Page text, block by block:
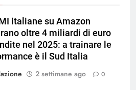
italiane su Amazon
oltre 4 miliardi di euro
nel 2025: a trainare le
è il Sud Italia
2 settimane ago 0